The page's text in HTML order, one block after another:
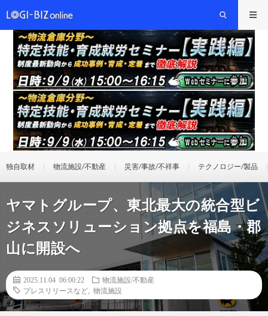
独自取材 物流施設/不動産 災害/事故/不祥事 テクノロジー/製品
ヤマトグループ、東北最大の統合型ビ
ジネスソリューション拠点を福島・郡
山に開設へ
2025.11.04 06:00:22
物流施設/不動産
プレスリリースなど
物流施設